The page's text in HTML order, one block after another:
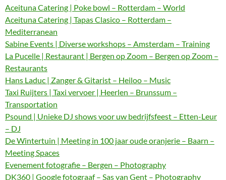
Aceituna Catering | Poke bowl – Rotterdam – World
Aceituna Catering | Tapas Clasico – Rotterdam –
Mediterranean
Sabine Events | Diverse workshops – Amsterdam – Training
La Pucelle | Restaurant | Bergen op Zoom – Bergen op Zoom –
Restaurants
Hans Laduc | Zanger & Gitarist – Heiloo – Music
Taxi Ruijters | Taxi vervoer | Heerlen – Brunssum –
Transportation
Psound | Unieke DJ shows voor uw bedrijfsfeest – Etten-Leur
– DJ
De Wintertuin | Meeting in 100 jaar oude oranjerie – Baarn –
Meeting Spaces
Evenement fotografie – Bergen – Photography
DK360 | Google fotograaf – Sas van Gent – Photography